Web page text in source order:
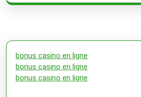
bonus casino en ligne
bonus casino en ligne
bonus casino en ligne